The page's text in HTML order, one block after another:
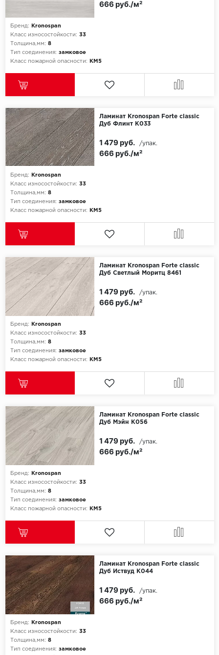
Бренд:
Kronospan
Класс износостойкости: 33
Толщина,мм: 8
Тип соединения: замковое
Класс пожарной опасности:
КМ5
666 руб./м²
Ламинат Kronospan Forte classic
Дуб Флинт К033
Бренд:
Kronospan
Класс износостойкости: 33
Толщина,мм: 8
Тип соединения: замковое
Класс пожарной опасности:
КМ5
666 руб./м²
1 479 руб. /упак.
Ламинат Kronospan Forte classic
Дуб Светлый Моритц 8461
Бренд:
Kronospan
Класс износостойкости: 33
Толщина,мм: 8
Тип соединения: замковое
Класс пожарной опасности:
КМ5
666 руб./м²
1 479 руб. /упак.
Ламинат Kronospan Forte classic
Дуб Мэйн К056
Бренд:
Kronospan
Класс износостойкости: 33
Толщина,мм: 8
Тип соединения: замковое
Класс пожарной опасности:
КМ5
666 руб./м²
1 479 руб. /упак.
Ламинат Kronospan Forte classic
Дуб Иствуд К044
Бренд:
Kronospan
Класс износостойкости: 33
Толщина,мм: 8
Тип соединения: замковое
666 руб./м²
1 479 руб. /упак.